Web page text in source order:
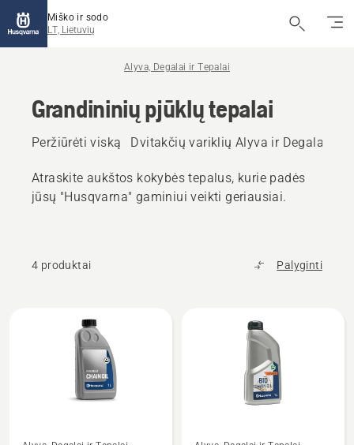
Miško ir sodo
LT, Lietuvių
Alyva, Degalai ir Tepalai
Grandininių pjūklų tepalai
Peržiūrėti viską Dvitakčių variklių Alyva ir Degalai
Atraskite aukštos kokybės tepalus, kurie padės
jūsų "Husqvarna" gaminiui veikti geriausiai.
4 produktai Palyginti
produktus